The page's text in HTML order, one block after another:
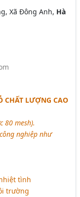
Xã Đông Anh, Hà
CHẤT LƯỢNG CAO
80 mesh).
nghiệp như
tình
trường